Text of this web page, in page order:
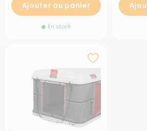
Ajouter au panier
En stock